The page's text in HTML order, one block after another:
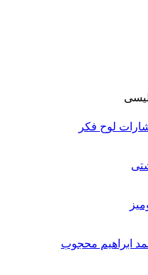
لوح فکر
ابراهیم محجوب